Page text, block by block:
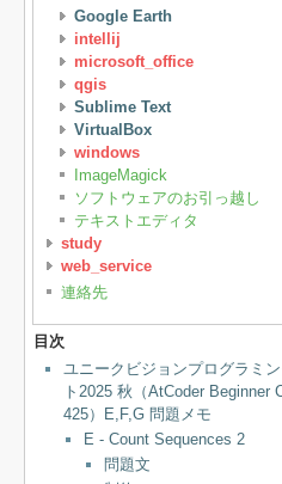
Google Earth
intellij
microsoft_office
qgis
Sublime Text
VirtualBox
windows
ImageMagick
ソフトウェアのお引っ越し
テキストエディタ
study
web_service
連絡先
目次
ユニークビジョンプログラミ
ト2025 秋（AtCoder Beginner
425）E,F,G 問題メモ
E - Count Sequences 2
問題文